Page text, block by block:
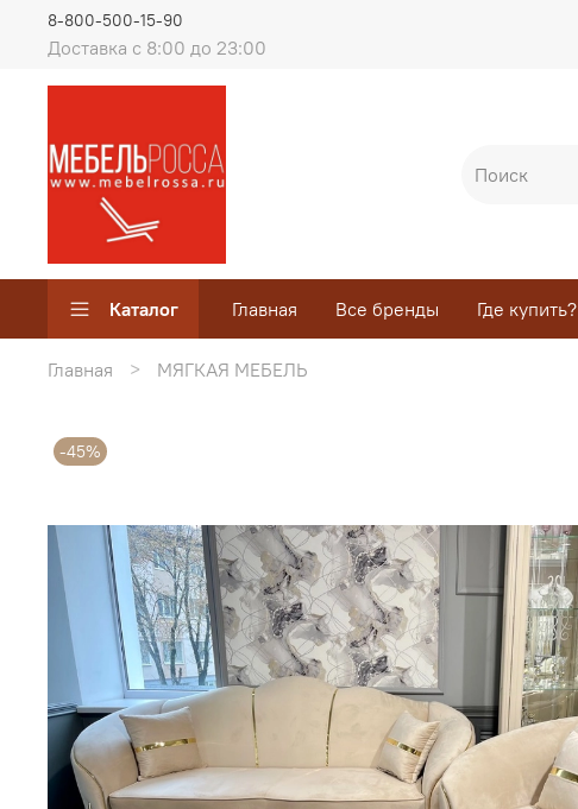
Доставка с 8:00 до 23:00
8-800-500-15-90
Каталог Главная Все бренды Где купить?
Главная МЯГКАЯ МЕБЕЛЬ
-45%